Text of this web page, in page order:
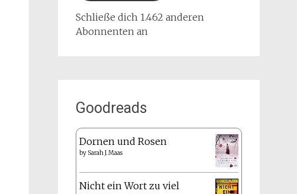
Schließe dich 1.462 anderen
Abonnenten an
Goodreads
Dornen und Rosen
by Sarah J. Maas
Nicht ein Wort zu viel